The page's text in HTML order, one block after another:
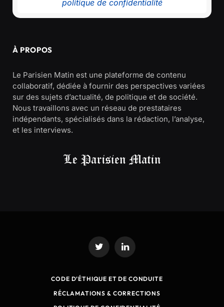
politique de confidentialité
À PROPOS
Le Parisien Matin est une plateforme de contenu
collaboratif, dédiée à fournir des perspectives variées
sur des sujets d’actualité, de politique et de société.
Nous travaillons avec un réseau de prestataires
indépendants, spécialisés dans la rédaction, l’analyse,
et les interviews.
Twitter LinkedIn
CODE D’ÉTHIQUE ET DE CONDUITE
RÉCLAMATIONS & CORRECTIONS